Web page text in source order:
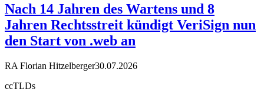
Nach 14 Jahren des Wartens und 8
Jahren Rechtsstreit kündigt VeriSign nun
den Start von .web an
RA Florian Hitzelberger30.07.2026
ccTLDs